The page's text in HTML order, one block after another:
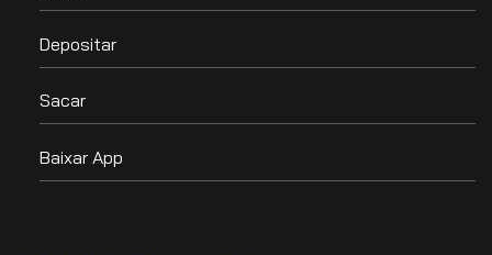
Depositar
Sacar
Baixar App